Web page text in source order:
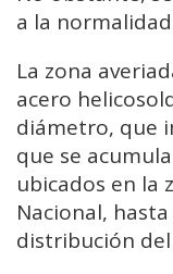
a la
La zona
acero
diámetro, que
que se
ubicados en la
Nacional,
distribución